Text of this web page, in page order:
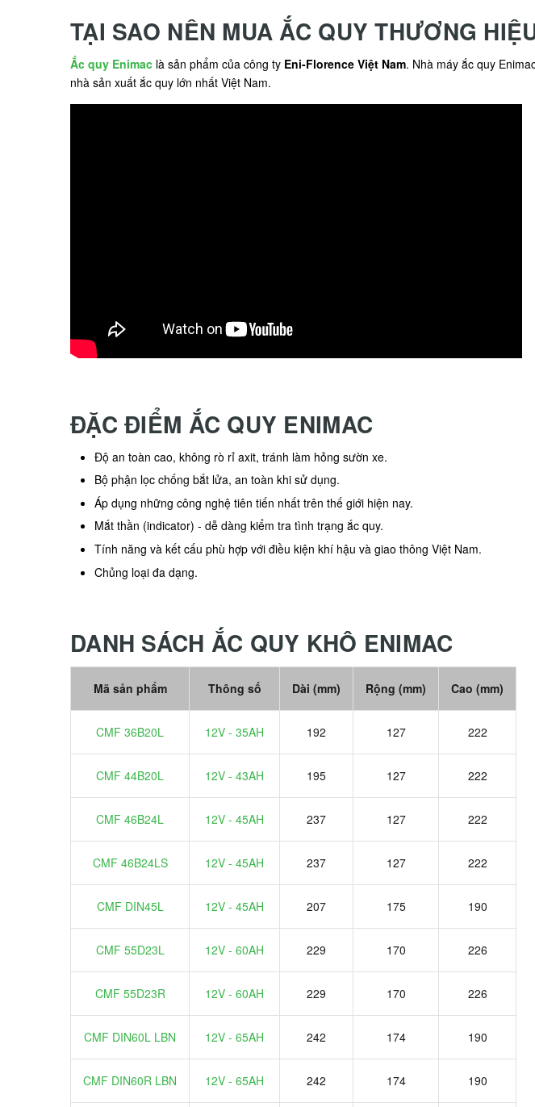
TẠI SAO NÊN MUA ẮC QUY THƯƠNG
Ắc quy Enimac là sản phẩm của công ty Eni-Florence Việt Nam. Nhà máy ắc quy
nhà sản xuất ắc quy lớn nhất Việt Nam.
ĐẶC ĐIỂM ẮC QUY ENIMAC
Độ an toàn cao, không rò rỉ axit, tránh làm hỏng sườn xe.
Bộ phận lọc chống bắt lửa, an toàn khi sử dụng.
Áp dụng những công nghệ tiên tiến nhất trên thế giới hiện nay.
Mắt thần (indicator) - dễ dàng kiểm tra tình trạng ắc quy.
Tính năng và kết cấu phù hợp với điều kiện khí hậu và giao thông Việt Nam.
Chủng loại đa dạng.
DANH SÁCH ẮC QUY KHÔ ENIMAC
Mã sản phẩm Thông số Dài (mm) Rộng (mm) Cao (mm)
CMF 36B20L 12V - 35AH 192 127 222
CMF 44B20L 12V - 43AH 195 127 222
CMF 46B24L 12V - 45AH 237 127 222
CMF 46B24LS 12V - 45AH 237 127 222
CMF DIN45L 12V - 45AH 207 175 190
CMF 55D23L 12V - 60AH 229 170 226
CMF 55D23R 12V - 60AH 229 170 226
CMF DIN60L LBN 12V - 65AH 242 174 190
CMF DIN60R LBN 12V - 65AH 242 174 190